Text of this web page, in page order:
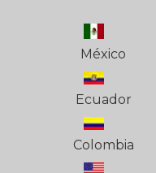
México
Ecuador
Colombia